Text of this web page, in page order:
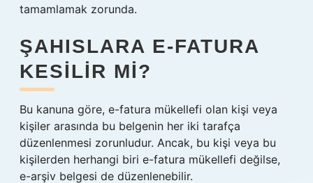
tamamlamak zorunda.
ŞAHISLARA E-FATURA
KESILIR MI?
Bu kanuna göre, e-fatura mükellefi olan kişi veya
kişiler arasında bu belgenin her iki tarafça
düzenlenmesi zorunludur. Ancak, bu kişi veya bu
kişilerden herhangi biri e-fatura mükellefi değilse,
e-arşiv belgesi de düzenlenebilir.